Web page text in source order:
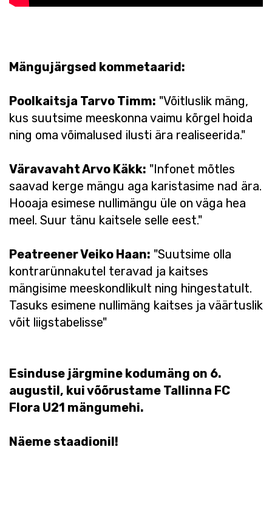
Mängujärgsed kommetaarid:
Poolkaitsja Tarvo Timm: "Võitluslik mäng,
kus suutsime meeskonna vaimu kõrgel hoida
ning oma võimalused ilusti ära realiseerida."
Väravavaht Arvo Käkk: "Infonet mõtles
saavad kerge mängu aga karistasime nad ära.
Hooaja esimese nullimängu üle on väga hea
meel. Suur tänu kaitsele selle eest."
Peatreener Veiko Haan: "Suutsime olla
kontrarünnakutel teravad ja kaitses
mängisime meeskondlikult ning hingestatult.
Tasuks esimene nullimäng kaitses ja väärtuslik
võit liigstabelisse"
Esinduse järgmine kodumäng on 6.
augustil, kui võõrustame Tallinna FC
Flora U21 mängumehi.
Näeme staadionil!